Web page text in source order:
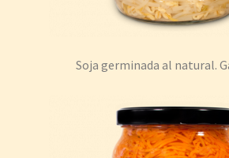
Soja germinada al natural.